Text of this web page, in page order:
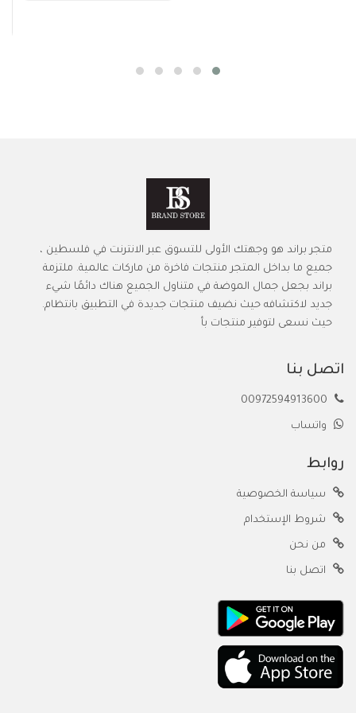
متجر براند هو وجهتك الأولى للتسوق عبر الانترنت في فلسطين ،
جميع ما بداخل المتجر منتجات فاخرة من ماركات عالمية. ملتزمة
براند بجعل جمال الموضة في متناول الجميع هناك دائمًا شيء
جديد لاكتشافه حيث نضيف منتجات جديدة في التطبيق بانتظام.
حيث نسعى لتوفير منتجات بأ
اتصل بنا
واتساب
روابط
سياسة الخصوصية
شروط الإستخدام
من نحن
اتصل بنا